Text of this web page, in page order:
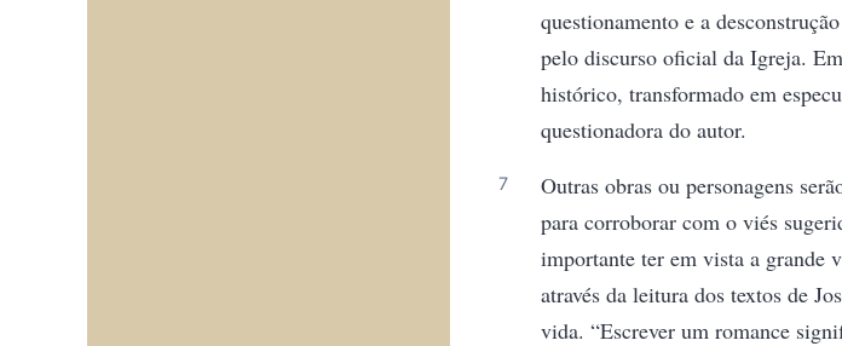
questionamento e a
pelo discurso oficial da Igreja.
histórico, transformado em
questionadora do autor.
Outras obras ou personagens
para corroborar com o viés
importante ter em vista a grande
através da leitura dos textos de
vida. “Escrever um romance